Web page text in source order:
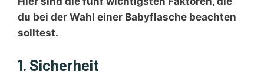
du bei der Wahl einer Babyflasche beachten
solltest.
1. Sicherheit